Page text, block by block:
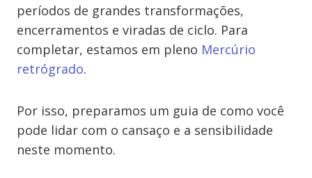
períodos de grandes transformações,
encerramentos e viradas de ciclo. Para
completar, estamos em pleno Mercúrio
retrógrado.
Por isso, preparamos um guia de como você
pode lidar com o cansaço e a sensibilidade
neste momento.